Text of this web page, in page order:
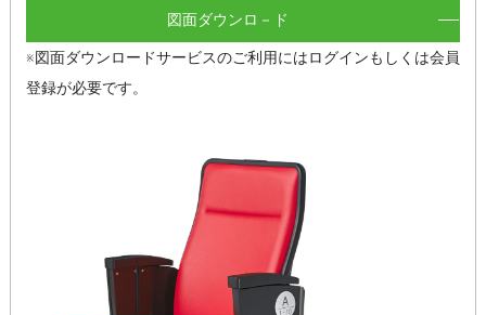
図面ダウンロ－ド
※図面ダウンロードサービスのご利用にはログインもしくは会員
登録が必要です。